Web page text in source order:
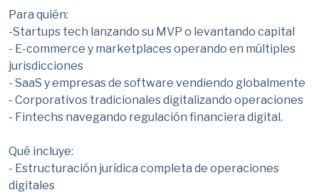
Para quién:
-Startups tech lanzando su MVP o levantando capital
- E-commerce y marketplaces operando en múltiples
jurisdicciones
- SaaS y empresas de software vendiendo globalmente
- Corporativos tradicionales digitalizando operaciones
- Fintechs navegando regulación financiera digital.
Qué incluye:
- Estructuración jurídica completa de operaciones
digitales